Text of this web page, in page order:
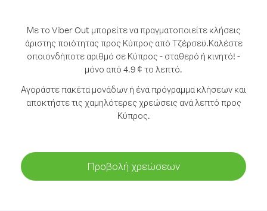
Με το Viber Out μπορείτε να πραγματοποιείτε κλήσεις
άριστης ποιότητας προς Κύπρος από Τζέρσεϋ.Καλέστε
οποιονδήποτε αριθμό σε Κύπρος - σταθερό ή κινητό! -
μόνο από 4.9 ¢ το λεπτό.
Αγοράστε πακέτα μονάδων ή ένα πρόγραμμα κλήσεων και
αποκτήστε τις χαμηλότερες χρεώσεις ανά λεπτό προς
Κύπρος.
Προβολή χρεώσεων